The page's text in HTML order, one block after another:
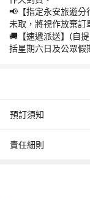
從地面推進至指定
障礙物如廁盆、櫃
用: 送貨等候時間
鐘為一計算單位)
紋；但不影響產品
訂單一經確定，均
「預訂確認電郵」
📢【指定永安旅遊分
未取，將視作放棄訂
🚚【速遞派送】(自
括星期六日及公眾假
預訂須知
責任細則